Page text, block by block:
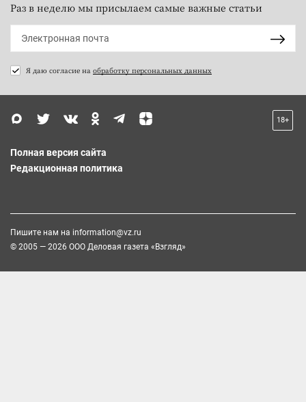
Раз в неделю мы присылаем самые важные статьи
Я даю согласие на обработку персональных данных
18+
Полная версия сайта
Редакционная политика
Пишите нам на information@vz.ru
© 2005 — 2026 ООО Деловая газета «Взгляд»